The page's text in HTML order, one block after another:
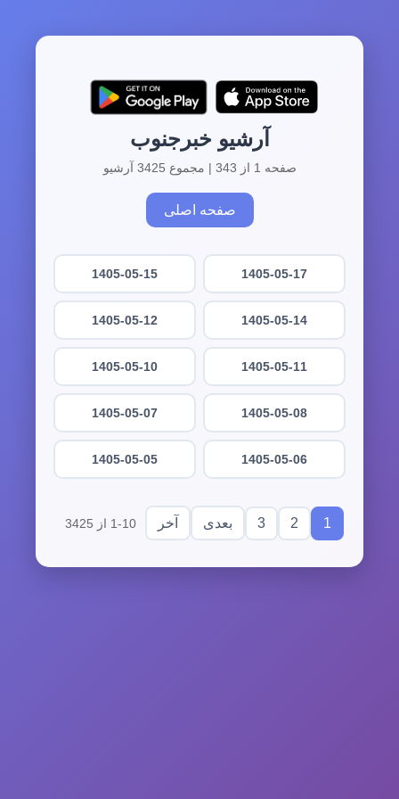
آرشیو خبرجنوب
صفحه 1 از 343 | مجموع 3425 آرشیو
صفحه اصلی
1405-05-17
1405-05-15
1405-05-14
1405-05-12
1405-05-11
1405-05-10
1405-05-08
1405-05-07
1405-05-06
1405-05-05
1
2
3 بعدی آخر 1-10 از 3425